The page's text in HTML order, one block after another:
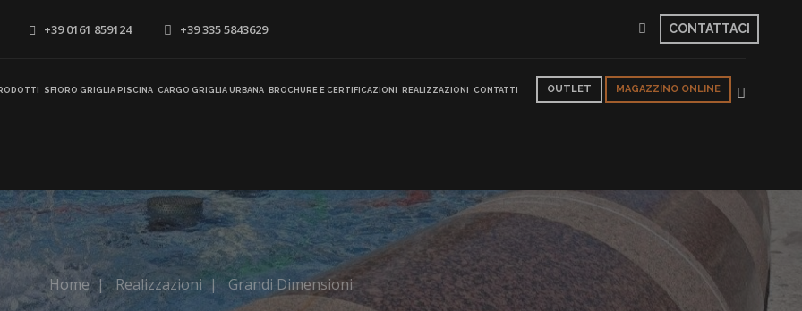
+39 0161 859124 +39 335 5843629 CONTATTACI
SFIORO GRIGLIA PISCINA CARGO GRIGLIA URBANA BROCHURE E CERTIFICAZIONI REALIZZAZIONI CONTATTI OUTLET MAGAZZINO ONLINE
Home | Realizzazioni | Grandi Dimensioni